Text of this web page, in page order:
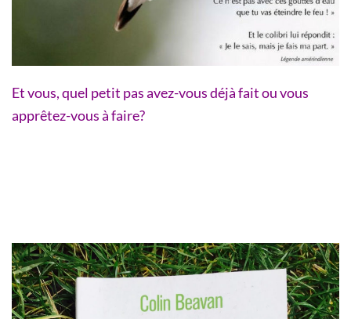
Et vous, quel petit pas avez-vous déjà fait ou vous
apprêtez-vous à faire?